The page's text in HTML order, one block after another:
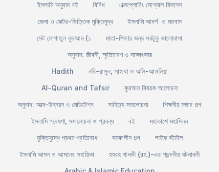
ইসলামি অনুবাদ বই
বিবিধ
এক্সপ্লোরিং সোশ্যাল বিসনেস
জেলা ও সেক্টর-ভিত্তিক মুক্তিযুদ্ধ
ইসলামি আদর্শ ও মতবাদ
সেট লোগাতুল কুরআন (১
মাতা-পিতার জন্য সবটুকু ভালোবাসা
অনুবাদ: জীবনী, স্মৃতিচারণ ও সাক্ষাৎকার
Hadith
নবি-রাসুল, সাহাবা ও অলি-আওলিয়া
Al-Quran and Tafsir
কুরআন বিষয়ক আলোচনা
অনুবাদ: আত্ম-উন্নয়ন ও মেডিটেশন
সাহিত্য সমালোচনা
শিক্ষনীয় মজার গল্প
ইসলামি গবেষণা, সমালোচনা ও প্রবন্ধ
বই
মহাকাশে মহামিলন
মুক্তিযুদ্ধে প্রথম প্রতিরোধ
সমকালীন গল্প
লাইফ স্টাইল
ইসলামি আমল ও আমলের সহায়িকা
হযরহ থানভী (রহ.)-এর পছন্দনীয় ঘটনাবলী